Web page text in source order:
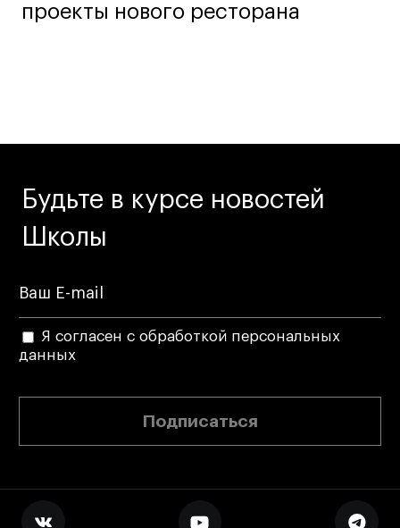
проекты нового ресторана
Будьте в курсе новостей
Школы
Я согласен с обработкой персональных
данных
Подписаться